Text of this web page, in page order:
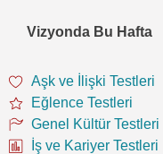
Vizyonda Bu Hafta
Aşk ve İlişki Testleri
Eğlence Testleri
Genel Kültür Testleri
İş ve Kariyer Testleri